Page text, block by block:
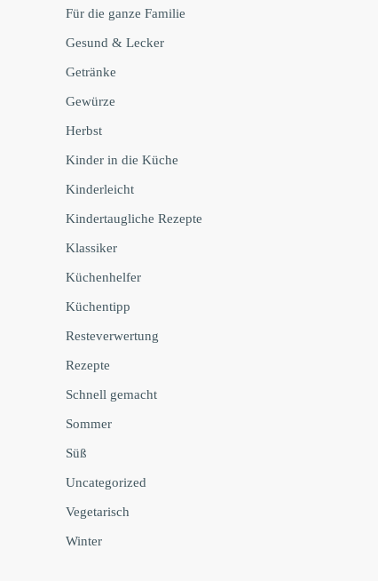
Für die ganze Familie
Gesund & Lecker
Getränke
Gewürze
Herbst
Kinder in die Küche
Kinderleicht
Kindertaugliche Rezepte
Klassiker
Küchenhelfer
Küchentipp
Resteverwertung
Rezepte
Schnell gemacht
Sommer
Süß
Uncategorized
Vegetarisch
Winter